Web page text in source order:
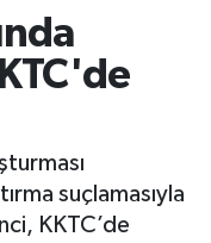
suçlamasıyla
KKTC’de